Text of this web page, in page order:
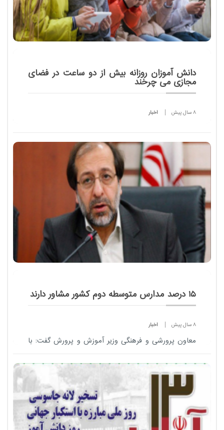
دانش آموزان روزانه بیش از دو ساعت در فضای
مجازی می چرخند
8 سال پیش اخبار
به نقش پررنگ خانواده ها در کنترل دانش آموزان برای
حضور در فضای مجازی و پیشگیری از آسیب های
مربوطه گفت: ...
15 درصد مدارس متوسطه دوم کشور مشاور دارند
8 سال پیش اخبار
معاون پرورشی و فرهنگی وزیر آموزش و پرورش گفت: با
نوجوانی و جوانی تنها 15 درصد مدارس متوسطه دوم
کشور دارای مشاور هستند.